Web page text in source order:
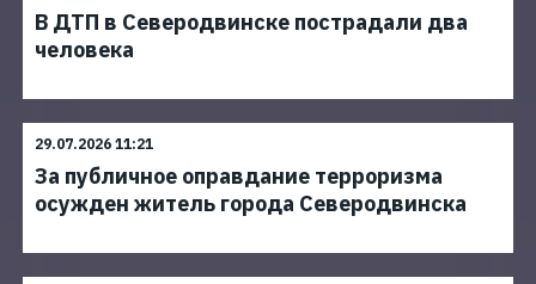
В ДТП в Северодвинске пострадали два
человека
29.07.2026 11:21
За публичное оправдание терроризма
осужден житель города Северодвинска